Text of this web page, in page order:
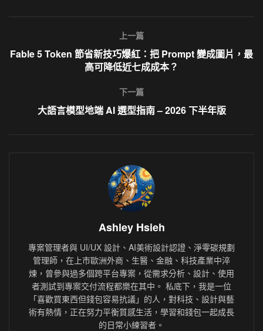
上一篇
Fable 5 Token 節省新技巧爆紅：把 Prompt 變成圖片，最
高可降低近七成成本？
下一篇
大語言模型地端 AI 選型指南 – 2026 下半年版
Ashley Hsieh
專案管理者與 UI/UX 設計、AI美術設計認證、淨零碳規劃
管理師，在上市歐洲外商、生醫、金融、科技產業中淬
煉，曾參與過多個跨平台專案，從需求分析、設計、使用
者測試到專案交付流程都樂在其中。 私底下，我是一位
「喜歡買東西但錢包容易抗議」的人，對科技、設計與藝
術有熱情，正在努力平衡質感生活，學習和錢包一起成長
的日常小練習者。